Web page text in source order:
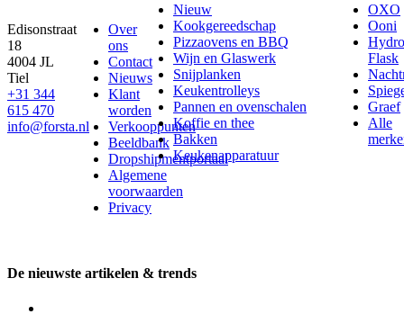
Edisonstraat
18
4004 JL
Tiel
+31 344
615 470
info@forsta.nl
Over
ons
Contact
Nieuws
Klant
worden
Verkooppunten
Beeldbank
Dropshipmentportaal
Algemene
voorwaarden
Privacy
Nieuw
Kookgereedschap
Pizzaovens en BBQ
Wijn en Glaswerk
Snijplanken
Keukentrolleys
Pannen en ovenschalen
Koffie en thee
Bakken
Keukenapparatuur
OXO
Ooni
Hydro
Flask
Graef
Alle
De nieuwste artikelen & trends